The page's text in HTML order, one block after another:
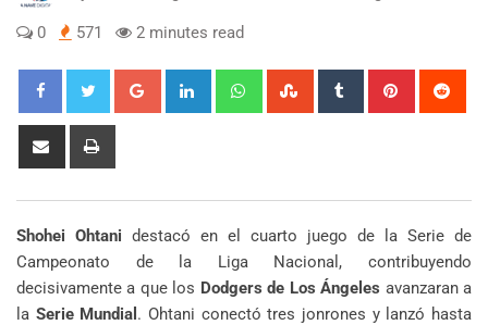
0 571 2 minutes read
Google+ LinkedIn WhatsappStumbleUpon
Tumblr Pinterest
Share
Shohei Ohtani destacó en el cuarto juego de la Serie de
Campeonato de la Liga Nacional, contribuyendo
decisivamente a que los Dodgers de Los Ángeles avanzaran a
la Serie Mundial . Ohtani conectó tres jonrones y lanzó hasta